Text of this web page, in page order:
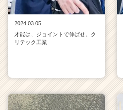
2024.03.05
才能は、ジョイントで伸ばせ。ク
リテック工業